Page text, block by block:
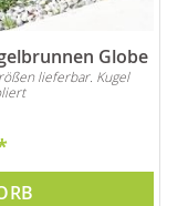
Globe
lieferbar. Kugel